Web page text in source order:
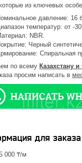
из ключевых
давление: 16
температур: от -
NBR.
Черный
Спиральная
по всему Казахстану и
просим написать в
для заказа
000 ₸/м